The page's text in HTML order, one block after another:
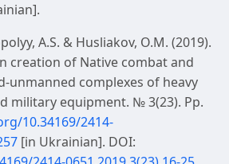
A.S. & Husliakov, O.M. (2019).
creation of Native combat and
unmanned complexes of heavy
military equipment. № 3(23). Pp.
10.34169/2414-
[in Ukrainian]. DOI: